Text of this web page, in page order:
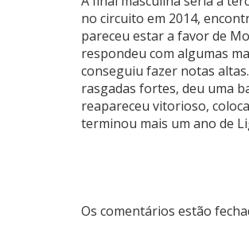
no circuito em 2014,
pareceu estar a favor de
respondeu com algumas
conseguiu fazer notas
rasgadas fortes, deu uma
reapareceu vitorioso,
terminou mais um ano de
Os comentários estão